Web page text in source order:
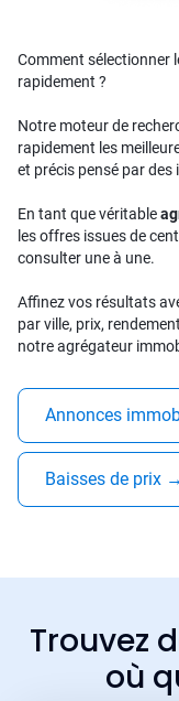
Comment sélectionner
rapidement ?
Notre moteur de
rapidement les
et précis pensé par
En tant que véritable
les offres issues de
consulter une à une.
Affinez vos résultats
par ville, prix,
notre agrégateur
Annonces
Baisses de prix →
Trouvez
où